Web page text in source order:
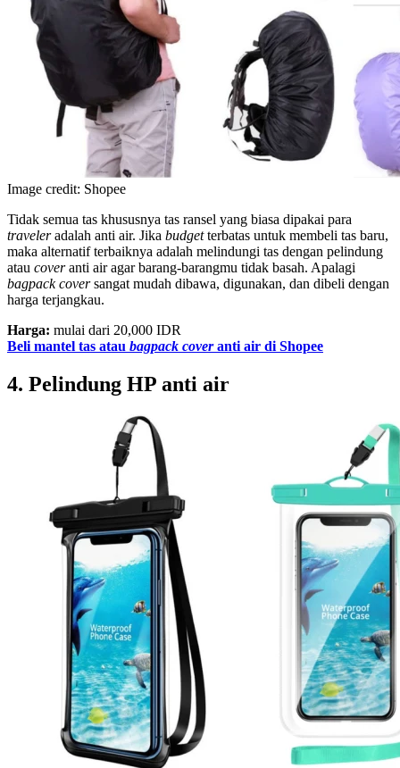
Image credit: Shopee
Tidak semua tas khususnya tas ransel yang biasa dipakai para
traveleradalah anti air. Jika budgetterbatas untuk membeli tas baru,
maka alternatif terbaiknya adalah melindungi tas dengan pelindung
atau coveranti air agar barang-barangmu tidak basah. Apalagi
bagpack coversangat mudah dibawa, digunakan, dan dibeli dengan
harga terjangkau.
Harga: mulai dari 20,000 IDR
Beli mantel tas atau bagpack coveranti air di Shopee
4. Pelindung HP anti air